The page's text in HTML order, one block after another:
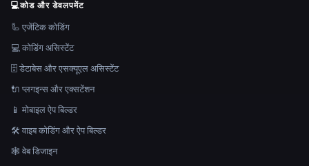
💻कोड और डेवलपमेंट
🦾 एजेंटिक कोडिंग
💻 कोडिंग असिस्टेंट
🗄️ डेटाबेस और एसक्यूएल असिस्टेंट
🔌 प्लगइन्स और एक्सटेंशन
📱 मोबाइल ऐप बिल्डर
🛠️ वाइब कोडिंग और ऐप बिल्डर
🕸 वेब डिजाइन